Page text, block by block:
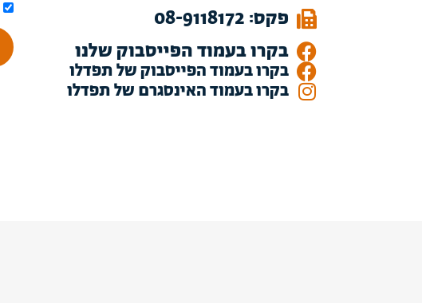
פקס: 08-9118172
בקרו בעמוד הפייסבוק שלנו
בקרו בעמוד הפייסבוק של תפדלו
בקרו בעמוד האינסגרם של תפדלו